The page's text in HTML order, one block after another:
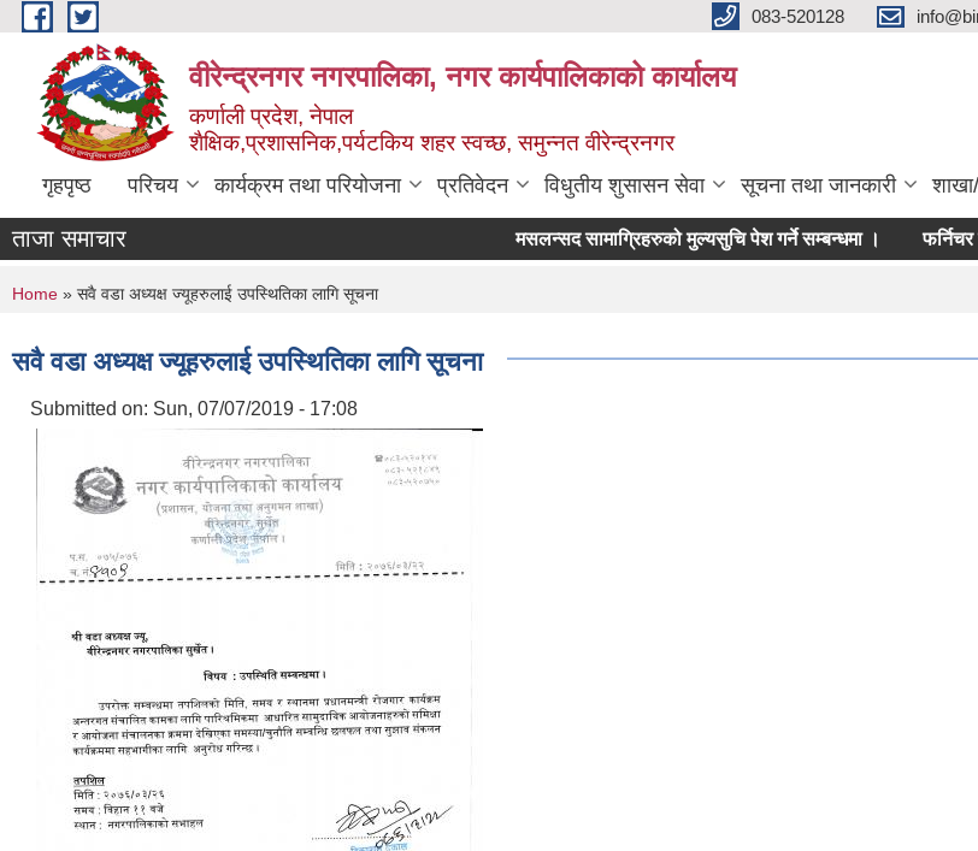
Skip to main content 083-520128
वीरेन्द्रनगर नगरपालिका, नगर कार्यपालिकाको कार्यालय
कर्णाली प्रदेश, नेपाल
शैक्षिक,प्रशासनिक,पर्यटकिय शहर स्वच्छ, समुन्नत वीरेन्द्रनगर
गृहपृष्ठ परिचय कार्यक्रम तथा परियोजना प्रतिवेदन विधुतीय शुसासन सेवा सूचना तथा जानकारी
ताजा समाचार मसलन्सद सामाग्रिहरुको मुल्यसुचि पेश गर्ने सम्बन्धमा । फर्निचर
You are here
Home » सवै वडा अध्यक्ष ज्यूहरुलाई उपस्थितिका लागि सूचना
सवै वडा अध्यक्ष ज्यूहरुलाई उपस्थितिका लागि सूचना
Submitted on: Sun, 07/07/2019 - 17:08